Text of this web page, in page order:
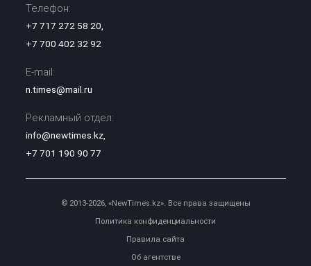
Телефон:
+7 717 272 58 20
+7 700 402 32 92
E-mail:
n.times@mail.ru
Рекламный отдел:
info@newtimes.kz,
+7 701 190 90 77
© 2013-2026, «NewTimes.kz». Все права защищены
Политика конфиденциальности
Правила сайта
Об агентстве